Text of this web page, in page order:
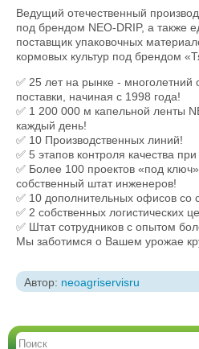
Ведущий отечественный
под брендом NEO-DRIP, а также
поставщик упаковочных
кормовых культур под брендом
✅ 25 лет на рынке - многолетний
поставки, начиная с 1998 года!
✅ 1 200 000 м капельной ленты
каждый день!
✅ 10 Производственных линий!
✅ 5 этапов контроля качества
✅ Более 100 проектов «под
собственный штат инженеров!
✅ 10 дополнительных офисов со
✅ 2 собственных логистических
✅ Штат сотрудников с опытом
Мы заботимся о Вашем урожае
Автор: neoagriservisru